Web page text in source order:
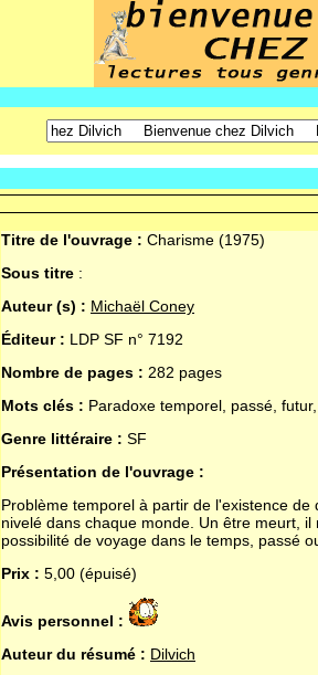
Titre de l'ouvrage : Charisme (1975)
Sous titre :
Auteur (s) : Michaël Coney
Éditeur : LDP SF n° 7192
Nombre de pages : 282 pages
Mots clés : Paradoxe temporel, passé,
Genre littéraire : SF
Présentation de l'ouvrage :
Problème temporel à partir de l'existence
nivelé dans chaque monde. Un être meurt,
possibilité de voyage dans le temps, passé
Prix : 5,00 (épuisé)
Avis personnel :
Auteur du résumé : Dilvich